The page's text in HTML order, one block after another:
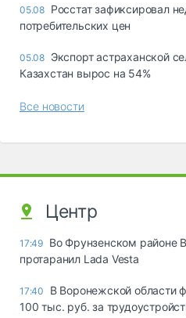
05.08 Росстат зафиксировал
потребительских цен
05.08 Экспорт астраханской
Казахстан вырос на 54%
Все новости
Центр
17:49 Во Фрунзенском районе
протаранил Lada Vesta
17:40
В Воронежской области
100 тыс. руб. за